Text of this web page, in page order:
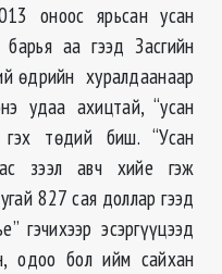
оноос ярьсан усан
аа гээд Засгийн
өдрийн хуралдаанаар
удаа ахицтай, “усан
гэх төдий биш. “Усан
зээл авч хийе гэж
827 сая доллар гээд
гэчихээр эсэргүүцээд
одоо бол ийм сайхан